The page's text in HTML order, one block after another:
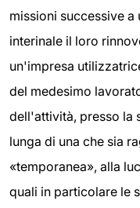
missioni successive
interinale il loro
un'impresa
del medesimo
dell'attività, presso la
lunga di una che sia
«temporanea», alla
quali in particolare le